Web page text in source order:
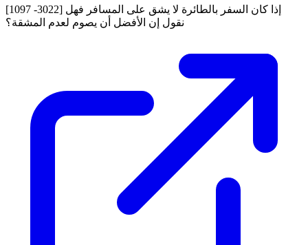
[1097 -3022] إذا كان السفر بالطائرة لا يشق على المسافر فهل
نقول إن الأفضل أن يصوم لعدم المشقة؟